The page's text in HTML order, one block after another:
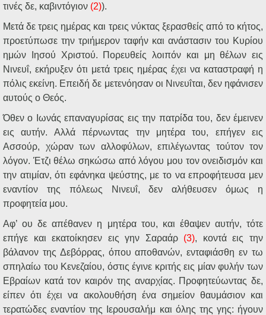
τινές δε, καβιντόγιον (2)).
Μετά δε τρεις ημέρας και τρεις νύκτας ξερασθείς από το κήτος,
προετύπωσε την τριήμερον ταφήν και ανάστασιν του Κυρίου
ημών Ιησού Χριστού. Πορευθείς λοιπόν και μη θέλων εις
Νινευΐ, εκήρυξεν ότι μετά τρεις ημέρας έχει να καταστραφή η
πόλις εκείνη. Επειδή δε μετενόησαν οι Νινευΐται, δεν ηφάνισεν
αυτούς ο Θεός.
Όθεν ο Ιωνάς επαναγυρίσας εις την πατρίδα του, δεν έμεινεν
εις αυτήν. Αλλά πέρνωντας την μητέρα του, επήγεν εις
Ασσούρ, χώραν των αλλοφύλων, επιλέγωντας τούτον τον
λόγον. Έτζι θέλω σηκώσω από λόγου μου τον ονειδισμόν και
την ατιμίαν, ότι εφάνηκα ψεύστης, με το να επροφήτευσα μεν
εναντίον της πόλεως Νινευΐ, δεν αλήθευσεν όμως η
προφητεία μου.
Αφ’ ου δε απέθανεν η μητέρα του, και έθαψεν αυτήν, τότε
επήγε και εκατοίκησεν εις γην Σαραάρ (3), κοντά εις την
βάλανον της Δεβόρρας, όπου αποθανών, ενταφιάσθη εν τω
σπηλαίω του Κενεζαίου, όστις έγινε κριτής εις μίαν φυλήν των
Εβραίων κατά τον καιρόν της αναρχίας. Προφητεύωντας δε,
είπεν ότι έχει να ακολουθήση ένα σημείον θαυμάσιον και
τερατώδες εναντίον της Ιερουσαλήμ και όλης της γης: ήγουν